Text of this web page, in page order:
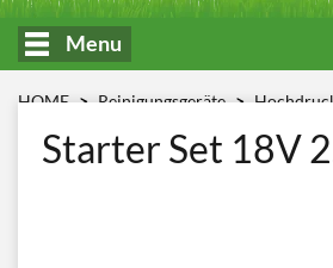
Menu
HOME Reinigungsgeräte
Starter Set 18V